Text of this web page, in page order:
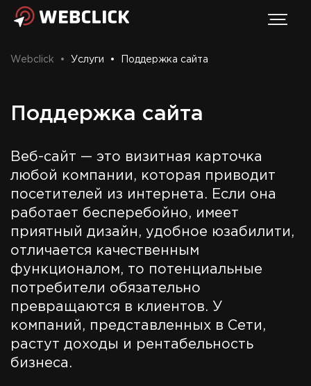
Webclick • Услуги • Поддержка сайта
Поддержка сайта
Веб-сайт — это визитная карточка
любой компании, которая приводит
посетителей из интернета. Если она
работает бесперебойно, имеет
приятный дизайн, удобное юзабилити,
отличается качественным
функционалом, то потенциальные
потребители обязательно
превращаются в клиентов. У
компаний, представленных в Сети,
растут доходы и рентабельность
бизнеса.